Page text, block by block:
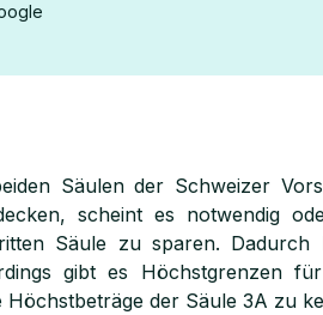
Säulen der Schweizer
scheint es notwendig
Säule zu sparen.
gibt es Höchstgrenzen
der Säule 3A zu